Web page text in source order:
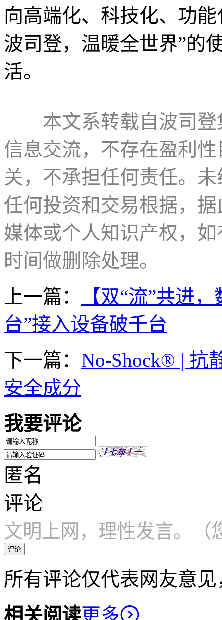
向高端化、科技化、功
波司登，温暖全世界”的
活。
本文系转载自波司
信息交流，不存在盈利
关，不承担任何责任。
任何投资和交易根据，
媒体或个人知识产权，
时间做删除处理。
上一篇：
【双“流”共进
台”接入设备破千台
下一篇： No-Shock® | 抗
安全成分
我要评论
匿名
评论
文明上网，理性发言。（
评论
所有评论仅代表网友意
相关阅读更多